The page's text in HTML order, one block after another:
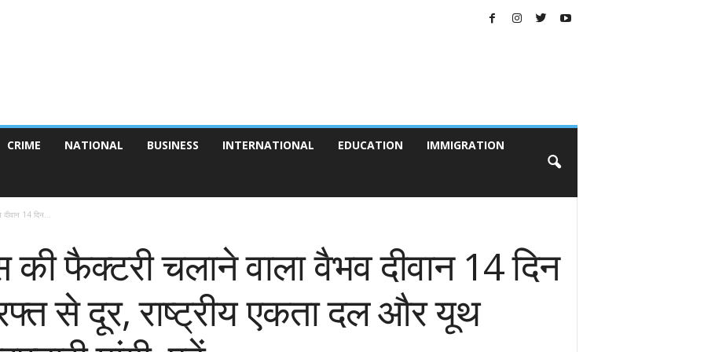
CRIME NATIONAL BUSINESS INTERNATIONAL EDUCATION IMMIGRATION
14 दिन...
की फैक्टरी चलाने वाला वैभव दीवान 14 दिन
से दूर, राष्ट्रीय एकता दल और यूथ